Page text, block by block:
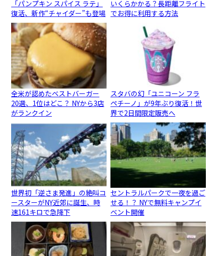
「パンプキン スパイス ラテ」
復活、新作“チャイダー”も登場
いくらかかる？長距離フライト
でお得に利用する方法
全米が認めたベストバーガー
20選、1位はどこ？ NYから3店
がランクイン
スタバの幻「ユニコーン フラ
ペチーノ」が9年ぶり復活！世
界で2日間限定販売へ
世界初「逆さま発進」の絶叫コ
ースターがNY近郊に誕生、時
速161キロで急降下
セントラルパークで一夜を過ご
せる！？ NYで無料キャンプイ
ベント開催